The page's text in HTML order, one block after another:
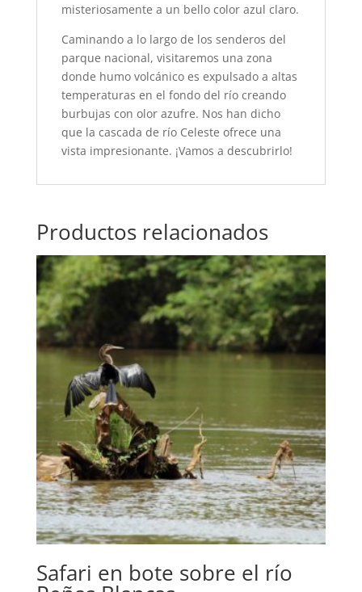
misteriosamente a un bello color azul claro.
Caminando a lo largo de los senderos del
parque nacional, visitaremos una zona
donde humo volcánico es expulsado a altas
temperaturas en el fondo del río creando
burbujas con olor azufre. Nos han dicho
que la cascada de río Celeste ofrece una
vista impresionante. ¡Vamos a descubrirlo!
Productos relacionados
Safari en bote sobre el río